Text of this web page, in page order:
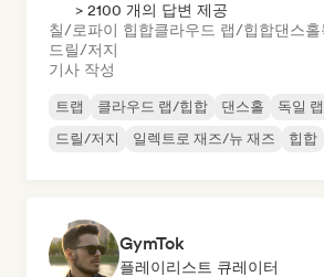
> 2100 개의 답변 제공
칠/로파이 힙합클라우드 랩/힙합댄스홀
드릴/저지
기사 작성
트랩 클라우드 랩/힙합 댄스홀
독일
드릴/저지
일렉트로 재즈/뉴 재즈 힙합
GymTok
플레이리스트 큐레이터